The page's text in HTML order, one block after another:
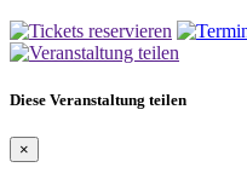
Diese Veranstaltung teilen
×